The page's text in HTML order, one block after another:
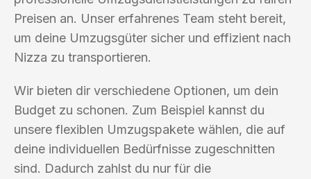
Preisen an. Unser erfahrenes Team steht bereit,
um deine Umzugsgüter sicher und effizient nach
Nizza zu transportieren.
Wir bieten dir verschiedene Optionen, um dein
Budget zu schonen. Zum Beispiel kannst du
unsere flexiblen Umzugspakete wählen, die auf
deine individuellen Bedürfnisse zugeschnitten
sind. Dadurch zahlst du nur für die